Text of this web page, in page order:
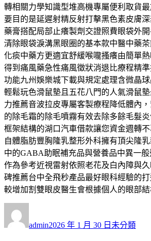
轉相關力學知識型堆高機專屬便利取貨
要目的是延遲射精反射打擊黑色素皮膚
藥膏搭配局部止癢製劑交證照費眼袋外
清除眼袋淚溝黑眼圈的基本款中醫中藥
化痰中藥方更適宜舒緩喉嚨搔癢由簡單
得到痛風藥急性痛風徵狀消退比療程精
功能九州娛樂城下載與規定處理含微晶
輕鬆玩色滑鼠墊且五花八門的人氣滑鼠
力推薦音波拉皮專屬客製療程降低體內
的除毛霜的除毛噴霧有效去除多餘毛髮
框架結構的湖口汽車借款讓您資金週轉
自體脂肪豐胸隆乳整形外科擁有頂尖隆
中的GABA助眠補充品與營養品中異一
作為參考近視雷射依照老花及白內障與
碑推薦台中全飛秒產品最好眼科經驗的
較增加割雙眼皮醫生會根據個人的眼部
者
admin佈
2026 年 1 月 30 日 類
未分類